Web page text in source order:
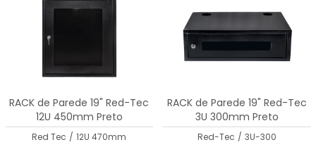
RACK de Parede 19" Red-Tec
12U 450mm Preto
Red Tec / 12U 470mm
RACK de Parede 19" Red-Tec
3U 300mm Preto
Red-Tec / 3U-300